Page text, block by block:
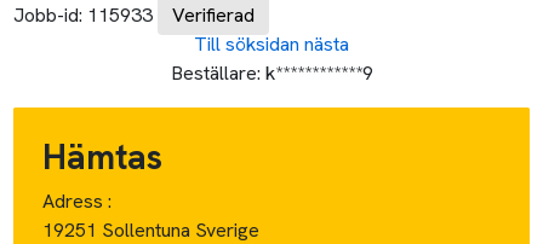
Jobb-id: 115933 Verifierad
Till söksidan nästa
Beställare: k************9
Hämtas
Adress :
19251 Sollentuna Sverige